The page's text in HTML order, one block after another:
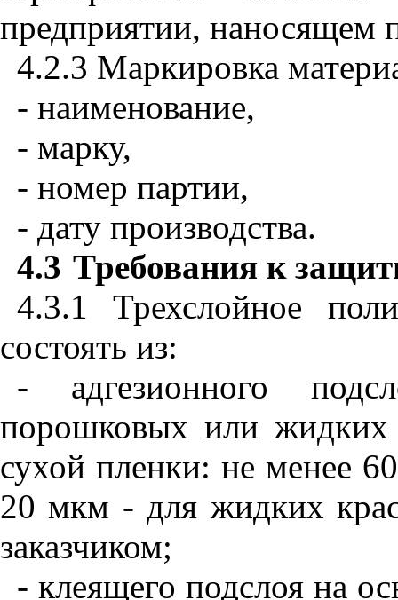
предприятии, наносящем
4.2.3 Маркировка
- наименование,
- марку,
- номер партии,
- дату производства.
4.3 Требования к
4.3.1 Трехслойное
состоять из:
- адгезионного
порошковых или жидких
сухой пленки: не менее
20 мкм - для жидких
заказчиком;
- клеящего подслоя на